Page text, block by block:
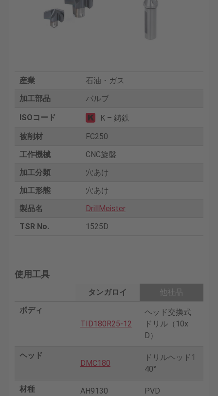
産業
石油・ガス
加工部品
バルブ
ISOコード
K – 鋳鉄
被削材
FC250
工作機械
CNC旋盤
加工分類
穴あけ
加工形態
穴あけ
製品名
DrillMeister
TSR No.
1525D
使用工具
タンガロイ
他社品
ボディ
TID180R25-12
ヘッド交換式
ドリル（10x
D）
ヘッド
DMC180
ドリルヘッド1
40°
材種 AH9130 PVD